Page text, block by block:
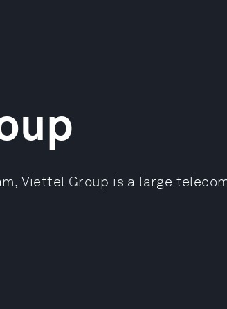
Viettel Group is a large